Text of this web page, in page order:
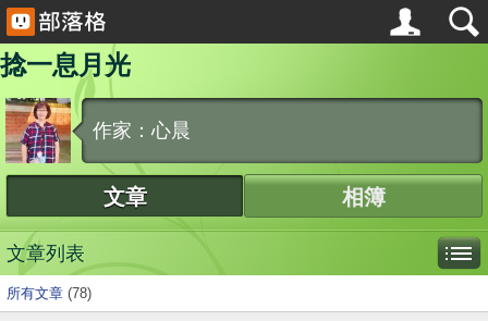
捻一息月光
作家：心晨
文章 相簿
文章列表
所有文章 (78)